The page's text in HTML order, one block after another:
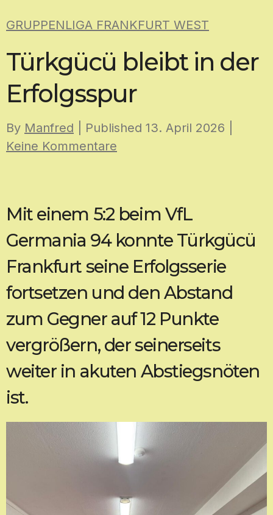
toGRUPPENLIGA FRANKFURT WEST
Türkgücü bleibt in der
Erfolgsspur
By Manfred | Published 13. April 2026
Keine Kommentare
Mit einem 5:2 beim VfL
Germania 94 konnte Türkgücü
Frankfurt seine Erfolgsserie
fortsetzen und den Abstand
zum Gegner auf 12 Punkte
vergrößern, der seinerseits
weiter in akuten Abstiegsnöten
ist.